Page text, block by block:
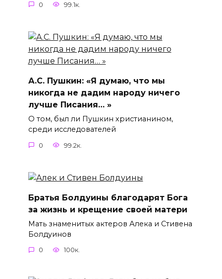
0 99.1к.
А.С. Пушкин: «Я думаю, что мы
никогда не дадим народу ничего
лучше Писания… »
О том, был ли Пушкин христианином,
среди исследователей
0 99.2к.
Братья Болдуины благодарят Бога
за жизнь и крещение своей матери
Мать знаменитых актеров Алека и Стивена
Болдуинов
0 100к.